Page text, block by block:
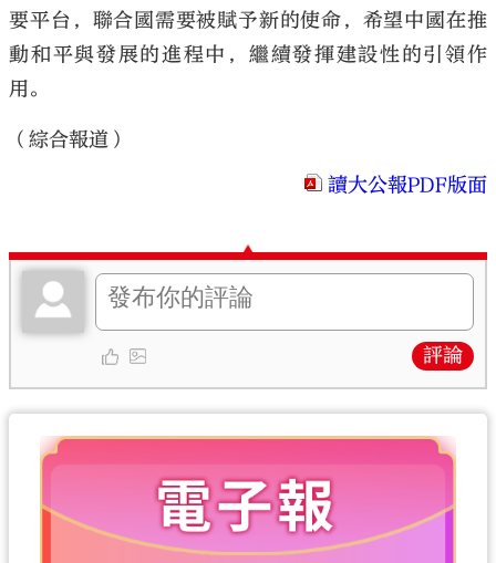
要平台，聯合國需要被賦予新的使命，希望中國在推
動和平與發展的進程中，繼續發揮建設性的引領作
用。
（綜合報道）
讀大公報PDF版面
評論